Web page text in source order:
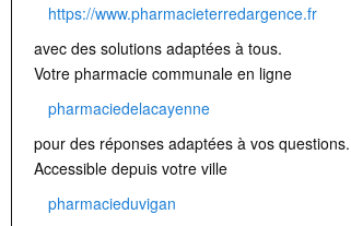
https://www.pharmacieterredargence.fr
avec des solutions adaptées à tous.
Votre pharmacie communale en ligne
pharmaciedelacayenne
pour des réponses adaptées à vos questions.
Accessible depuis votre ville
pharmacieduvigan